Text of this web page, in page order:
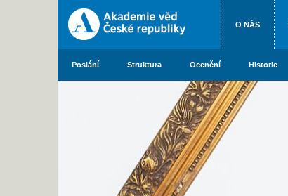
O NÁS
Poslání Struktura Ocenění Historie